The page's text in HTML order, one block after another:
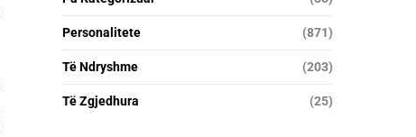
Personalitete (871)
Të Ndryshme (203)
Të Zgjedhura (25)